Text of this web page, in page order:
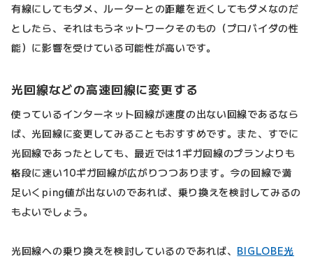
有線にしてもダメ、ルーターとの距離を近くしてもダメなのだ
としたら、それはもうネットワークそのもの（プロバイダの性
能）に影響を受けている可能性が高いです。
光回線などの高速回線に変更する
使っているインターネット回線が速度の出ない回線であるなら
ば、光回線に変更してみることもおすすめです。また、すでに
光回線であったとしても、最近では1ギガ回線のプランよりも
格段に速い10ギガ回線が広がりつつあります。今の回線で満
足いくping値が出ないのであれば、乗り換えを検討してみるの
もよいでしょう。
光回線への乗り換えを検討しているのであれば、 BIGLOBE光